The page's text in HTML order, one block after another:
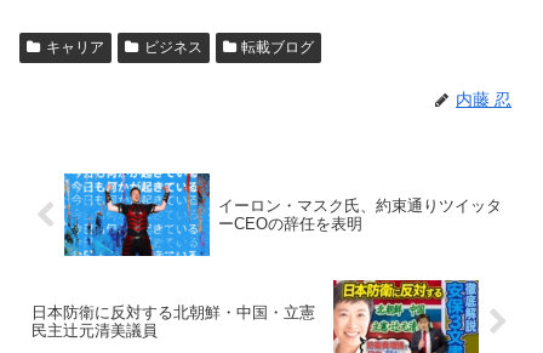
キャリア ビジネス 転載ブログ
内藤 忍
イーロン・マスク氏、約束通りツイッタ
ーCEOの辞任を表明
日本防衛に反対する北朝鮮・中国・立憲
民主辻元清美議員